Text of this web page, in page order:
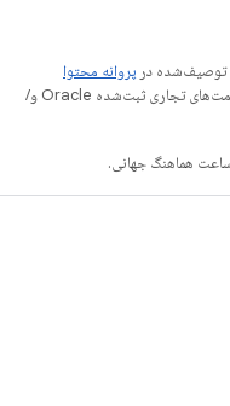
توصیف‌شده در پروانه محتوا
هستند. جاوا و OpenJDK علامت‌های تجاری یا علامت‌های تجاری ثبت‌شده Oracle و/